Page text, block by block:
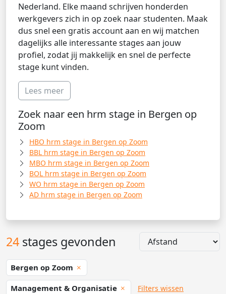
Nederland. Elke maand schrijven honderden
werkgevers zich in op zoek naar studenten. Maak
dus snel een gratis account aan en wij matchen
dagelijks alle interessante stages aan jouw
profiel, zodat jij makkelijk en snel de perfecte
stage kunt vinden.
Lees meer
Zoek naar een hrm stage in Bergen op
Zoom
HBO hrm stage in Bergen op Zoom
BBL hrm stage in Bergen op Zoom
MBO hrm stage in Bergen op Zoom
BOL hrm stage in Bergen op Zoom
WO hrm stage in Bergen op Zoom
AD hrm stage in Bergen op Zoom
24 stages gevonden
Bergen op Zoom
Management & Organisatie Filters wissen